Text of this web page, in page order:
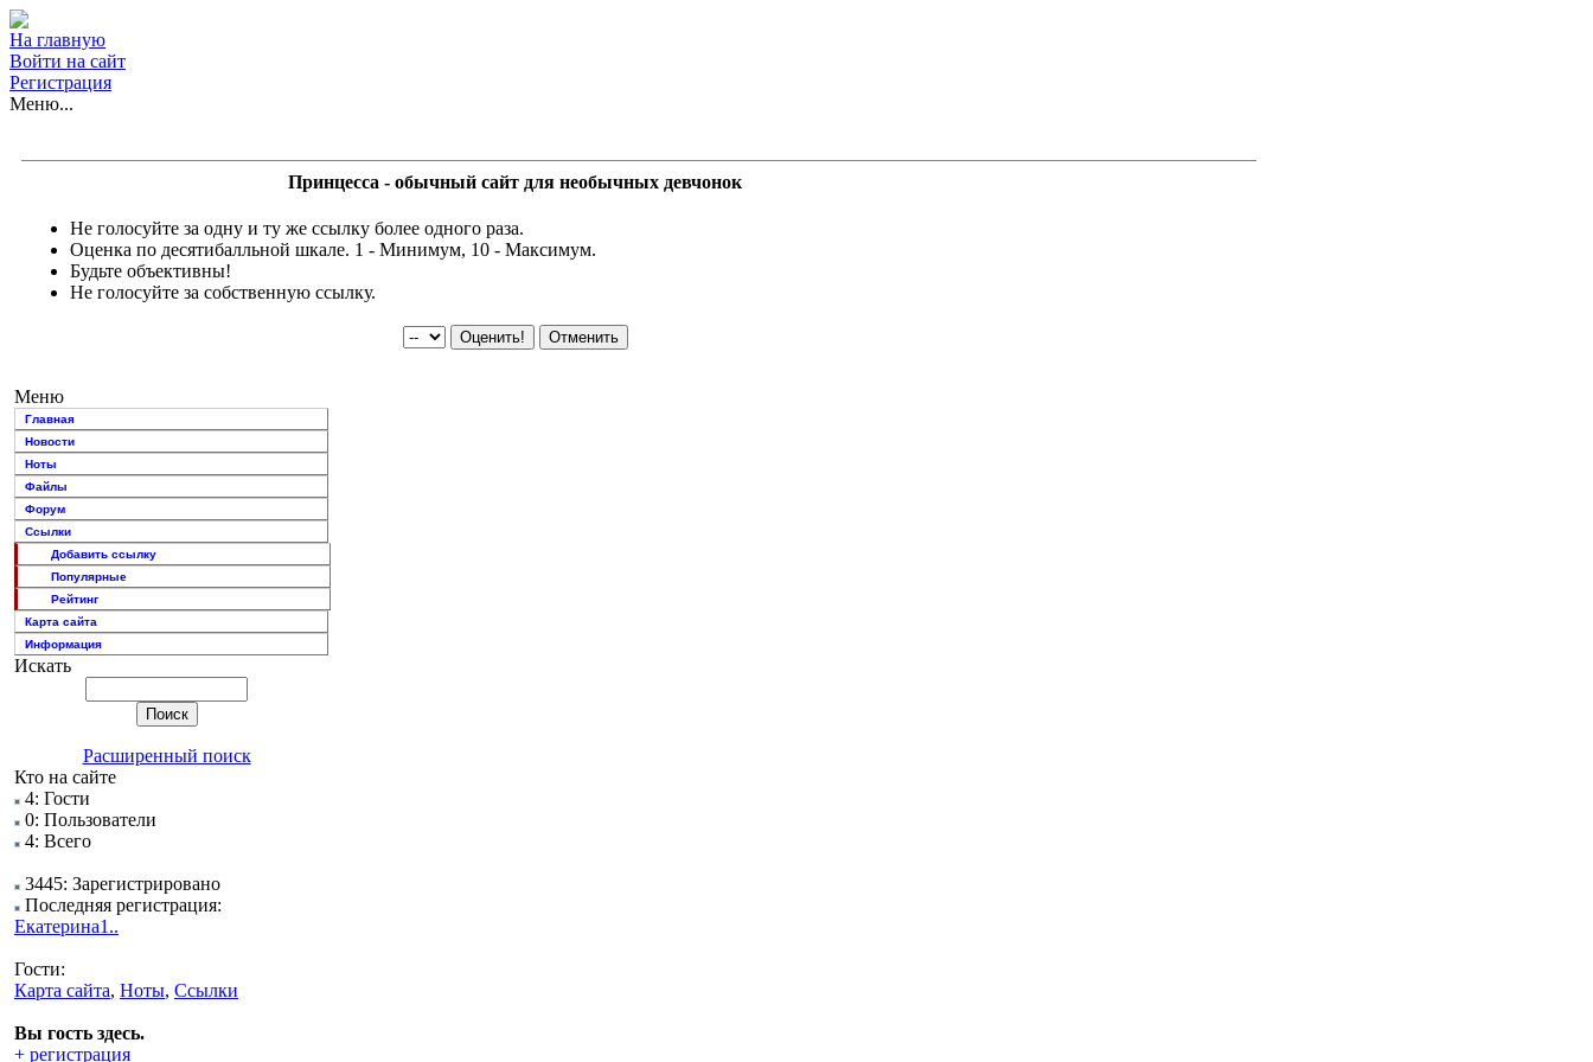
На главную
Войти на сайт
Регистрация
Меню...
Принцесса - обычный сайт для необычных девчонок
Не голосуйте за одну и ту же ссылку более одного раза.
Оценка по десятибалльной шкале. 1 - Минимум, 10 - Максимум.
Будьте объективны!
Не голосуйте за собственную ссылку.
Меню
Главная
Новости
Ноты
Файлы
Форум
Ссылки
Добавить ссылку
Популярные
Рейтинг
Карта сайта
Информация
Искать
Расширенный поиск
Кто на сайте
4: Гости
0: Пользователи
4: Всего
3445: Зарегистрировано
Последняя регистрация:
Екатерина1..
Гости:
Карта сайта, Ноты, Ссылки
Вы гость здесь.
+ регистрация